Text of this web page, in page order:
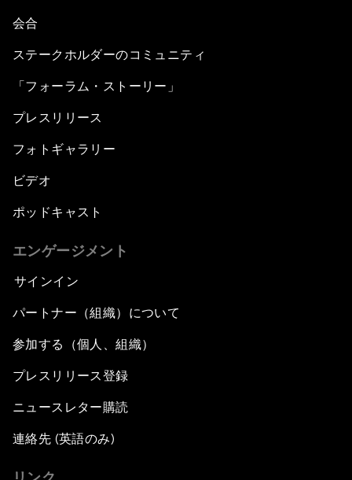
会合
ステークホルダーのコミュニティ
「フォーラム・ストーリー」
プレスリリース
フォトギャラリー
ビデオ
ポッドキャスト
エンゲージメント
サインイン
パートナー（組織）について
参加する（個人、組織）
プレスリリース登録
ニュースレター購読
連絡先 (英語のみ)